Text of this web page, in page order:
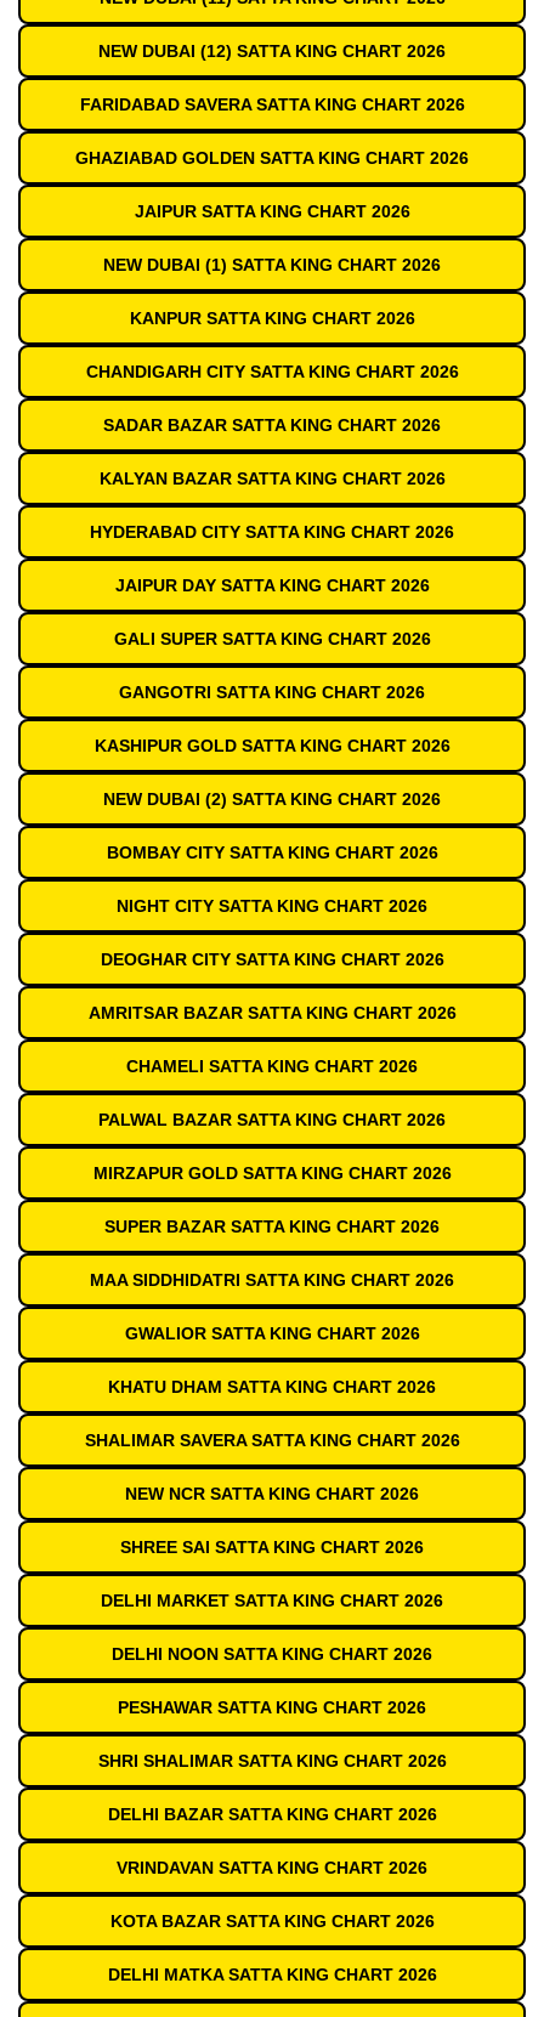
NEW DUBAI (12) SATTA KING CHART 2026
FARIDABAD SAVERA SATTA KING CHART 2026
GHAZIABAD GOLDEN SATTA KING CHART 2026
JAIPUR SATTA KING CHART 2026
NEW DUBAI (1) SATTA KING CHART 2026
KANPUR SATTA KING CHART 2026
CHANDIGARH CITY SATTA KING CHART 2026
SADAR BAZAR SATTA KING CHART 2026
KALYAN BAZAR SATTA KING CHART 2026
HYDERABAD CITY SATTA KING CHART 2026
JAIPUR DAY SATTA KING CHART 2026
GALI SUPER SATTA KING CHART 2026
GANGOTRI SATTA KING CHART 2026
KASHIPUR GOLD SATTA KING CHART 2026
NEW DUBAI (2) SATTA KING CHART 2026
BOMBAY CITY SATTA KING CHART 2026
NIGHT CITY SATTA KING CHART 2026
DEOGHAR CITY SATTA KING CHART 2026
AMRITSAR BAZAR SATTA KING CHART 2026
CHAMELI SATTA KING CHART 2026
PALWAL BAZAR SATTA KING CHART 2026
MIRZAPUR GOLD SATTA KING CHART 2026
SUPER BAZAR SATTA KING CHART 2026
MAA SIDDHIDATRI SATTA KING CHART 2026
GWALIOR SATTA KING CHART 2026
KHATU DHAM SATTA KING CHART 2026
SHALIMAR SAVERA SATTA KING CHART 2026
NEW NCR SATTA KING CHART 2026
SHREE SAI SATTA KING CHART 2026
DELHI MARKET SATTA KING CHART 2026
DELHI NOON SATTA KING CHART 2026
PESHAWAR SATTA KING CHART 2026
SHRI SHALIMAR SATTA KING CHART 2026
DELHI BAZAR SATTA KING CHART 2026
VRINDAVAN SATTA KING CHART 2026
KOTA BAZAR SATTA KING CHART 2026
DELHI MATKA SATTA KING CHART 2026